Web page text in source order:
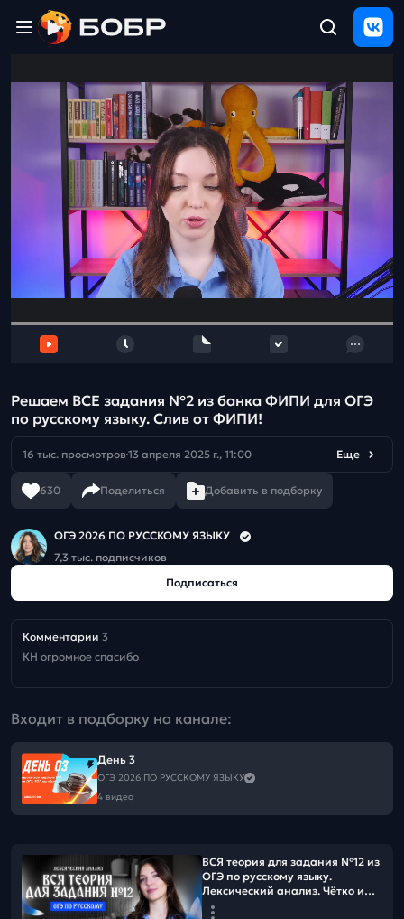
ЩЕЛЧОК
Полезные
материалы
Проверка
сочинений
поддержка
и
отзыв
Решаем ВСЕ задания №2 из банка ФИПИ для ОГЭ
по русскому языку. Слив от ФИПИ!
16 тыс. просмотров 13 апреля 2025 г., 11:00 Еще
630 Поделиться Добавить в подборку
ОГЭ 2026 ПО РУССКОМУ ЯЗЫКУ
7,3 тыс. подписчиков
Подписаться
Комментарии 3
Входит в подборку на канале:
День 3
ОГЭ 2026 ПО РУССКОМУ ЯЗЫКУ
4 видео
ВСЯ теория для задания №12 из
ОГЭ по русскому языку.
Лексический анализ. Чётко и
без воды!